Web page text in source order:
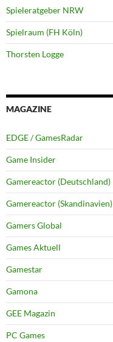
Spieleratgeber NRW
Spielraum (FH Köln)
Thorsten Logge
MAGAZINE
EDGE / GamesRadar
Game Insider
Gamereactor (Deutschland)
Gamereactor (Skandinavien)
Gamers Global
Games Aktuell
Gamestar
Gamona
GEE Magazin
PC Games